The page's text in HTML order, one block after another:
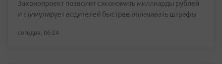
Законопроект позволит сэкономить миллиарды рублей
и стимулирует водителей быстрее оплачивать штрафы
сегодня, 06:24